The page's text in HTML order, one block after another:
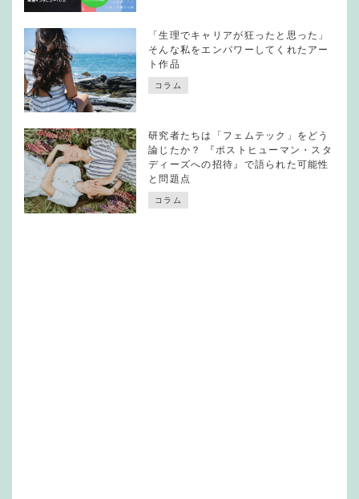
「生理でキャリアが狂ったと思った」
そんな私をエンパワーしてくれたアー
ト作品
コラム
研究者たちは「フェムテック」をどう
論じたか？ 『ポストヒューマン・スタ
ディーズへの招待』で語られた可能性
と問題点
コラム